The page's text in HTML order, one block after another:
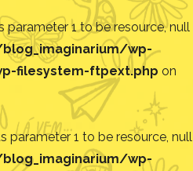
parameter 1 to be resource, null
wp-
filesystem-ftpext.php on
parameter 1 to be resource, null
wp-